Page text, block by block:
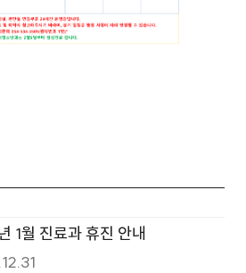
1월 진료과 휴진 안내